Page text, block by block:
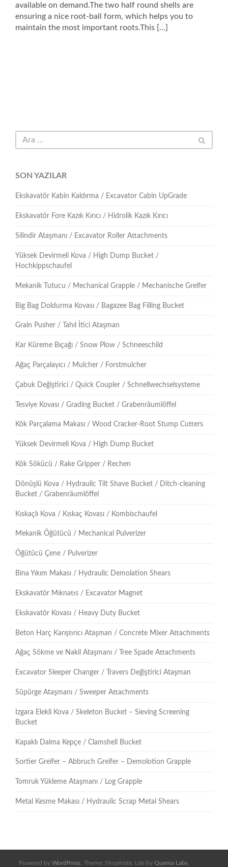
available on demand.The two half round shells are
ensuring a nice root-ball form, which helps you to
maintain the most important roots.This […]
SON YAZILAR
Ekskavatör Kabin Kaldırma / Excavator Cabin UpGrade
Ekskavatör Fore Kazık Kırıcı / Hidrolik Kazık Kırıcı
Silindir Ataşmanı / Excavator Roller Attachments
Yüksek Devirmeli Kova / High Dump Bucket /
Hochkippschaufel
Mekanik Tutucu / Mechanical Grapple / Mechanische Greifer
Big Bag Doldurma Kovası / Bagazee Bag Filling Bucket
Grain Pusher / Tahıl İtici Ataşman
Kar Küreme Bıçağı / Snow Plow / Schneeschild
Ağaç Parçalayıcı / Mulcher / Forstmulcher
Çabuk Değiştirici / Quick Coupler / Schnellwechselsysteme
Tesviye Kovası / Grading Bucket / Grabenräumlöffel
Kök Parçalama Makası / Wood Cracker-Root Stump Cutters
Yüksek Devirmeli Kova / High Dump Bucket
Kök Sökücü / Rake Gripper / Rechen
Dönüşlü Kova / Hydraulic Tilt Shave Bucket / Ditch-cleaning
Bucket / Grabenräumlöffel
Kıskaçlı Kova / Kıskaç Kovası / Kombischaufel
Mekanik Öğütücü / Mechanical Pulverizer
Öğütücü Çene / Pulverizer
Bina Yıkım Makası / Hydraulic Demolation Shears
Ekskavatör Mıknatıs / Excavator Magnet
Ekskavatör Kovası / Heavy Duty Bucket
Beton Harç Karıştırıcı Ataşman / Concrete Mixer Attachments
Ağaç Sökme ve Nakil Ataşmanı / Tree Spade Attachments
Excavator Sleeper Changer / Travers Değiştirici Ataşman
Süpürge Ataşmanı / Sweeper Attachments
Izgara Elekli Kova / Skeleton Bucket – Sieving Screening
Bucket
Kapaklı Dalma Kepçe / Clamshell Bucket
Sortier Greifer – Abbruch Greifer – Demolotion Grapple
Tomruk Yükleme Ataşmanı / Log Grapple
Metal Kesme Makası / Hydraulic Scrap Metal Shears
Powered by WordPress . Theme: Shophistic Lite by Quema Labs